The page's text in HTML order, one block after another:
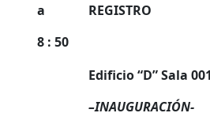
a
8 : 50
REGISTRO
Edificio “D” Sala 001
–INAUGURACIÓN-